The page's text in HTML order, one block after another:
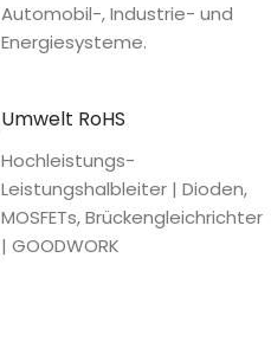
Automobil-, Industrie- und
Energiesysteme.
Umwelt RoHS
Hochleistungs-
Leistungshalbleiter | Dioden,
MOSFETs, Brückengleichrichter
| GOODWORK